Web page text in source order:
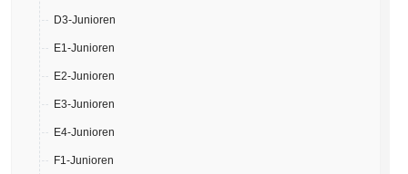
D3-Junioren
E1-Junioren
E2-Junioren
E3-Junioren
E4-Junioren
F1-Junioren